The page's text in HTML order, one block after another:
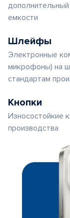
емкости
Шлейфы
Электронные
микрофоны) на
стандартам
Кнопки
Износостойкие
производства